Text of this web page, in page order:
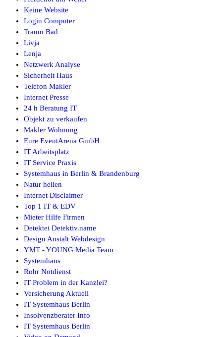
Keine Website
Login Computer
Traum Bad
Livja
Lenja
Netzwerk Analyse
Sicherheit Haus
Telefon Makler
Internet Presse
24 h Beratung IT
Objekt zu verkaufen
Makler Wohnung
Eure EventArena GmbH
IT Arbeitsplatz
IT Service Praxis
Systemhaus in Berlin & Brandenburg
Natur heilen
Internet Disclaimer
Top 1 IT & EDV
Mieter Hilfe Firmen
Detektei Detektiv.name
Design Anstalt Webdesign
YMT - YOUNG Media Team
Systemhaus
Rohr Notdienst
IT Problem in der Kanzlei?
Versicherung Aktuell
IT Systemhaus Berlin
Insolvenzberater Info
IT Systemhaus Berlin